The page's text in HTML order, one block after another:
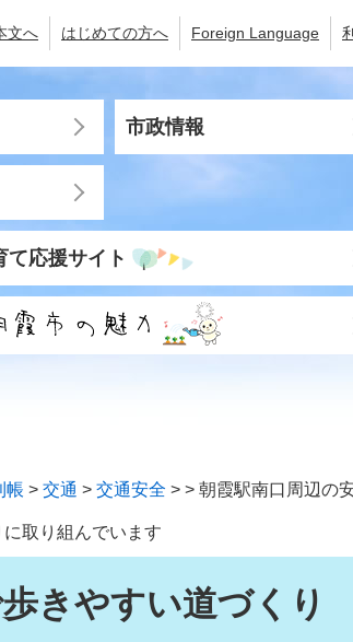
文へ はじめての方へ Foreign Language
市政情報
応援サイト
帳 > 交通 > 交通安全 > > 朝霞駅南口周辺の
取り組んでいます
きやすい道づくり